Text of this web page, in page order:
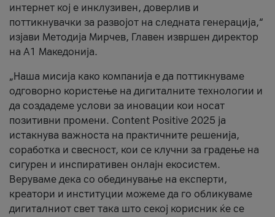
интернет кој е инклузивен, доверлив и
поттикнувачки за развојот на следната генерација,“
изјави Методија Мирчев, Главен извршен директор
на А1 Македонија.
„Наша мисија како компанија е да поттикнуваме
одговорно користење на дигиталните технологии и
да создадеме услови за иновации кои носат
позитивни промени. Content Positive 2025 ја
истакнува важноста на практичните решенија,
соработка и свесност, кои се клучни за градење на
сигурен и инспиративен онлајн екосистем.
Веруваме дека со обединување на експерти,
креатори и институции можеме да го обликуваме
дигиталниот свет така што секој корисник ќе се